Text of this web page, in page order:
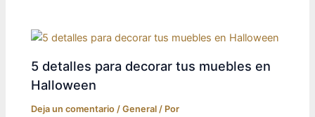
5 detalles para decorar tus muebles en
Halloween
Deja un comentario /General / Por